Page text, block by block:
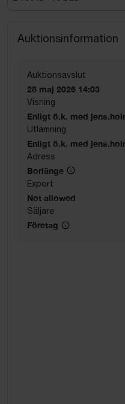
Auktionsinformation
Auktionsavslut
28 maj 2026 14:03
Visning
Enligt ö.k. med
Utlämning
Enligt ö.k. med
Adress
Borlänge
Export
Not allowed
Säljare
Företag